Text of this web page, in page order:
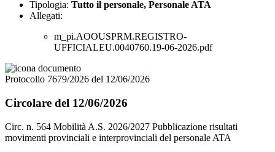
Tipologia: Tutto il personale, Personale ATA
Allegati:
m_pi.AOOUSPRM.REGISTRO-
UFFICIALEU.0040760.19-06-2026.pdf
Protocollo 7679/2026 del 12/06/2026
Circolare del 12/06/2026
Circ. n. 564 Mobilità A.S. 2026/2027 Pubblicazione risultati
movimenti provinciali e interprovinciali del personale ATA